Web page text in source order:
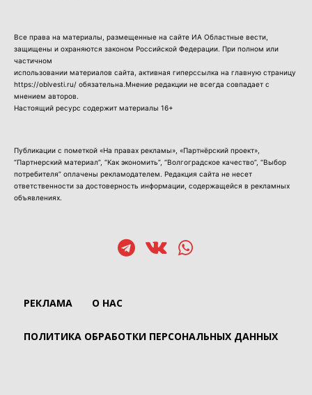
Все права на материалы, размещенные на сайте ИА Областные вести,
защищены и охраняются законом Российской Федерации. При полном или
частичном
использовании материалов сайта, активная гиперссылка на главную страницу
https://oblvesti.ru/ обязательна.Мнение редакции не всегда совпадает с
мнением авторов.
Настоящий ресурс содержит материалы 16+
Публикации с пометкой «На правах рекламы», «Партнёрский проект»,
“Партнерский материал”, “Как экономить”, “Волгоградское качество”, “Выбор
потребителя” оплачены рекламодателем. Редакция сайта не несет
ответственности за достоверность информации, содержащейся в рекламных
объявлениях.
РЕКЛАМА О НАС
ПОЛИТИКА ОБРАБОТКИ ПЕРСОНАЛЬНЫХ ДАННЫХ